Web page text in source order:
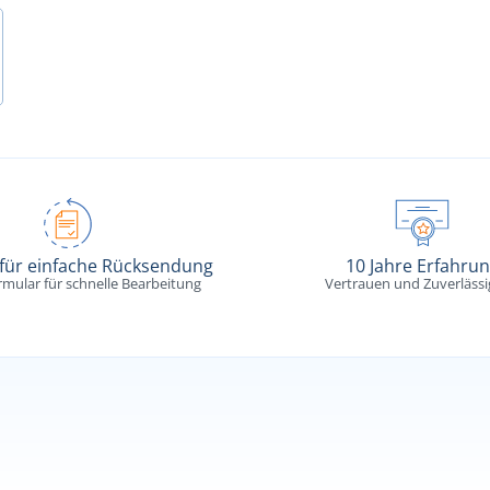
einfache Rücksendung
für schnelle Bearbeitung
10 Jahre
Vertrauen und